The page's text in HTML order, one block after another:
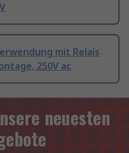
mit Relais
250V ac
neuesten